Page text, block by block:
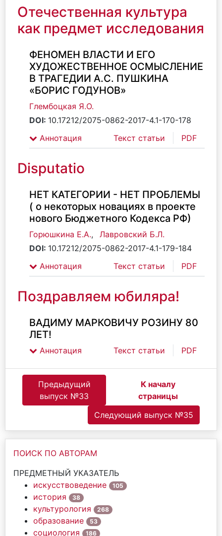
Отечественная культура
как предмет исследования
ФЕНОМЕН ВЛАСТИ И ЕГО
ХУДОЖЕСТВЕННОЕ ОСМЫСЛЕНИЕ
В ТРАГЕДИИ А.С. ПУШКИНА
«БОРИС ГОДУНОВ»
Глембоцкая Я.О.
DOI: 10.17212/2075-0862-2017-4.1-170-178
Аннотация
Текст статьи PDF
Disputatio
НЕТ КАТЕГОРИИ - НЕТ ПРОБЛЕМЫ
( о некоторых новациях в проекте
нового Бюджетного Кодекса РФ)
Горюшкина Е.А.,
Лавровский Б.Л.
DOI: 10.17212/2075-0862-2017-4.1-179-184
Аннотация
Текст статьи PDF
Поздравляем юбиляра!
ВАДИМУ МАРКОВИЧУ РОЗИНУ 80
ЛЕТ!
Аннотация Текст статьи PDF
Предыдущий
выпуск №33
К началу
страницы
Следующий выпуск №35
ПОИСК ПО АВТОРАМ
ПРЕДМЕТНЫЙ УКАЗАТЕЛЬ
искусствоведение
105
история 38
культурология 268
образование 53
социология 186